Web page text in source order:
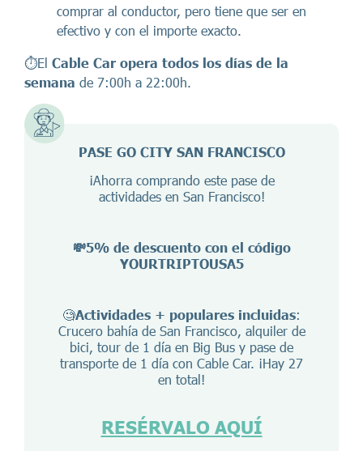
comprar al conductor, pero tiene que ser en
efectivo y con el importe exacto.
⏱️El Cable Car opera todos los días de la
semana de 7:00h a 22:00h.
PASE GO CITY SAN FRANCISCO
¡Ahorra comprando este pase de
actividades en San Francisco!
💸5% de descuento con el código
YOURTRIPTOUSA5
🧐Actividades + populares incluidas:
Crucero bahía de San Francisco, alquiler de
bici, tour de 1 día en Big Bus y pase de
transporte de 1 día con Cable Car. ¡Hay 27
en total!
RESÉRVALO AQUÍ